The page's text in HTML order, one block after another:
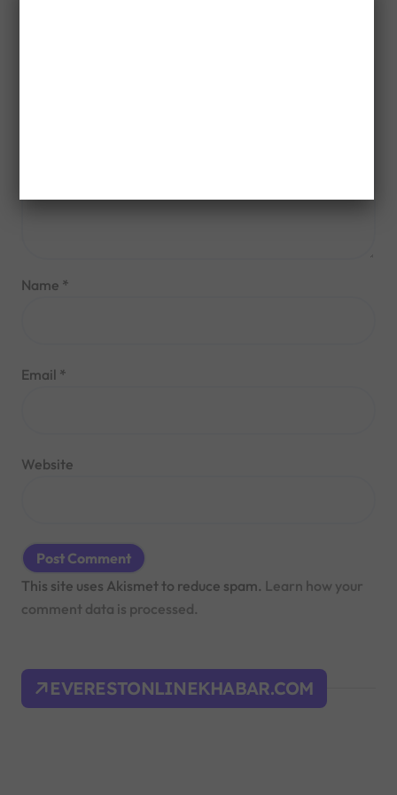
Name *
Email *
Website
This site uses Akismet to reduce spam. Learn how your
comment data is processed.
EVERESTONLINEKHABAR.COM